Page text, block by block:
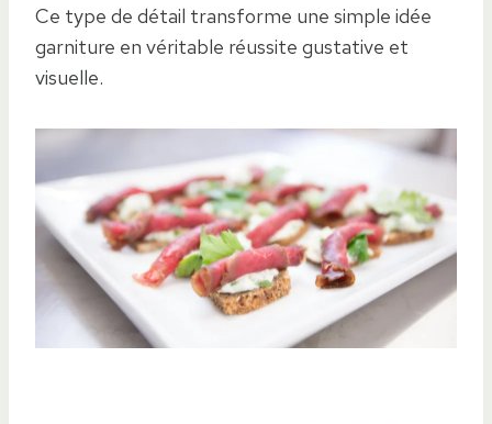
Ce type de détail transforme une simple idée
garniture en véritable réussite gustative et
visuelle.